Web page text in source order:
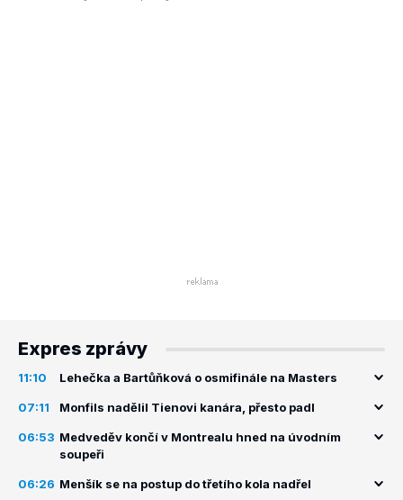
Expres zprávy
11:10 Lehečka a Bartůňková o osmifinále na Masters
07:11 Monfils nadělil Tienovi kanára, přesto padl
06:53 Medveděv končí v Montrealu hned na úvodním
soupeři
06:26 Menšík se na postup do třetího kola nadřel